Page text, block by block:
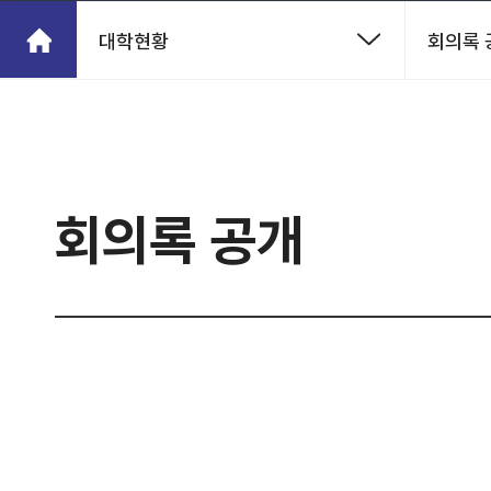
대학현황 회의록
회의록 공개